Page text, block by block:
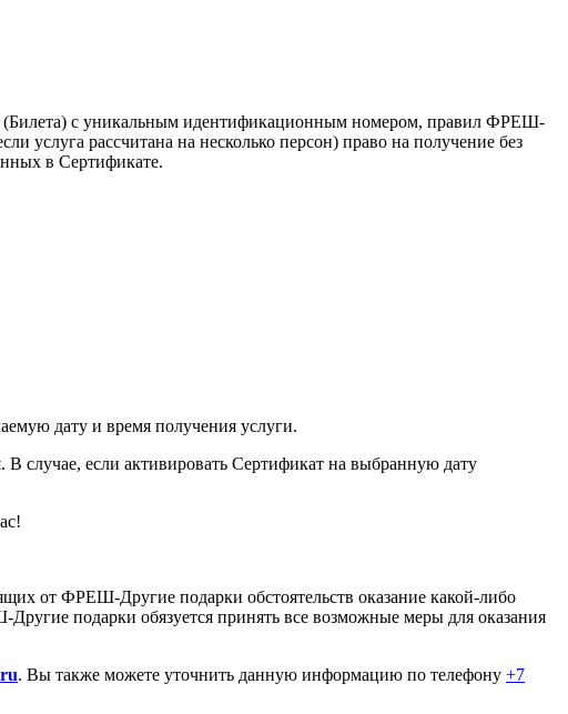
(Билета) с уникальным идентификационным номером, правил ФРЕШ-
рассчитана на несколько персон) право на получение без
в Сертификате.
дату и время получения услуги.
случае, если активировать Сертификат на выбранную дату
от ФРЕШ-Другие подарки обстоятельств оказание какой-либо
подарки обязуется принять все возможные меры для оказания
ru. Вы также можете уточнить данную информацию по телефону +7